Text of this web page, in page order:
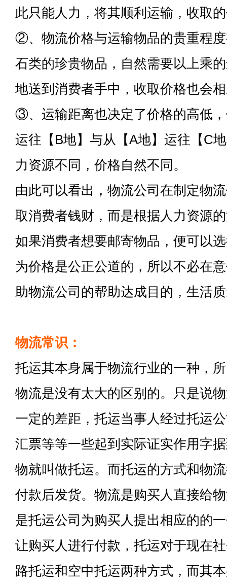
此只能人力，将其顺利运输，收取
②、物流价格与运输物品的贵重程
石类的珍贵物品，自然需要以上乘
地送到消费者手中，收取价格也会
③、运输距离也决定了价格的高低
运往【B地】与从【A地】运往【C
力资源不同，价格自然不同。
由此可以看出，物流公司在制定物
取消费者钱财，而是根据人力资源
如果消费者想要邮寄物品，便可以
为价格是公正公道的，所以不必在
助物流公司的帮助达成目的，生活
物流常识：
托运其本身属于物流行业的一种，
物流是没有太大的区别的。只是说
一定的差距，托运当事人经过托运
汇票等等一些起到实际证实作用字
物就叫做托运。而托运的方式和物
付款后发货。物流是购买人直接给
是托运公司为购买人提出相应的的
让购买人进行付款，托运对于现在
路托运和空中托运两种方式，而其